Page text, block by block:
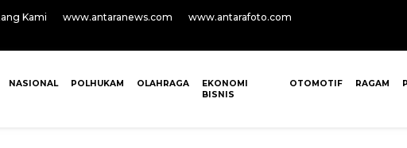
Kami www.antaranews.com
www.antarafoto.com
NASIONAL POLHUKAM OLAHRAGA
EKONOMI
BISNIS
OTOMOTIF RAGAM